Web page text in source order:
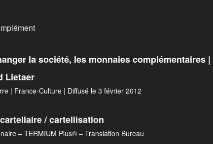
la société, les monnaies complémentaires |
Lietaer
| France-Culture | Diffusé le 3 février 2012
/ cartellisation
– TERMIUM Plus® – Translation Bureau